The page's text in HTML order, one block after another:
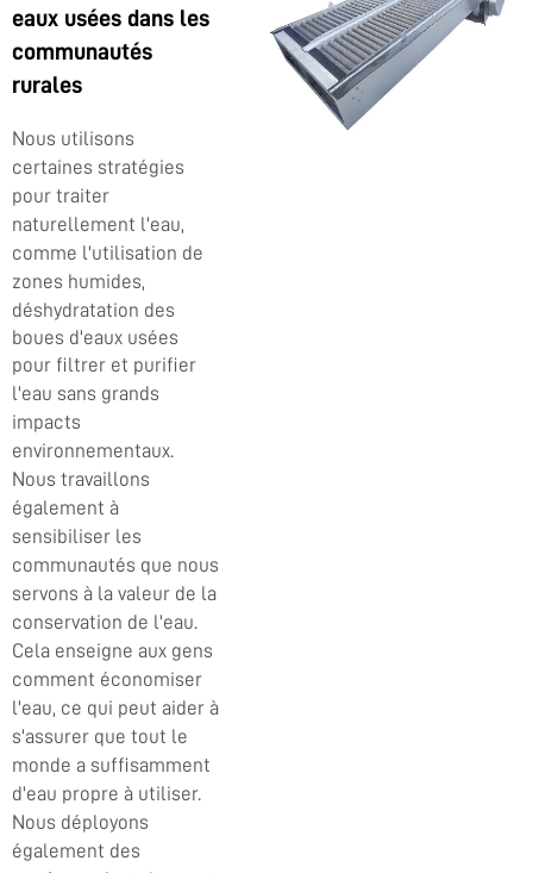
eaux usées dans les
communautés
rurales
Nous utilisons
certaines stratégies
pour traiter
naturellement l'eau,
comme l'utilisation de
zones humides,
déshydratation des
boues d'eaux usées
pour filtrer et purifier
l'eau sans grands
impacts
environnementaux.
Nous travaillons
également à
sensibiliser les
communautés que nous
servons à la valeur de la
conservation de l'eau.
Cela enseigne aux gens
comment économiser
l'eau, ce qui peut aider à
s'assurer que tout le
monde a suffisamment
d'eau propre à utiliser.
Nous déployons
également des